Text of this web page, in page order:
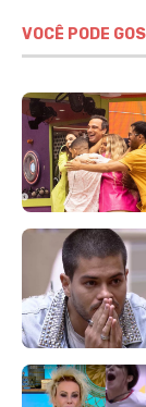
VOCÊ PODE